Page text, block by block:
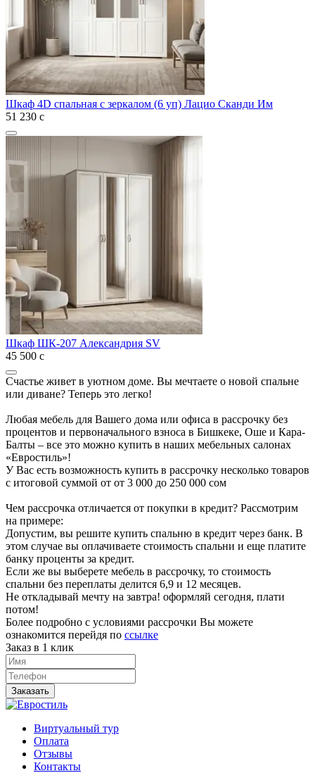
Шкаф 4D спальная с зеркалом (6 уп) Лацио Сканди Им
51 230 с
Шкаф ШК-207 Александрия SV
45 500 с
Счастье живет в уютном доме. Вы мечтаете о новой спальне
или диване? Теперь это легко!
Любая мебель для Вашего дома или офиса в рассрочку без
процентов и первоначального взноса в Бишкеке, Оше и Кара-
Балты – все это можно купить в наших мебельных салонах
«Евростиль»!
У Вас есть возможность купить в рассрочку несколько товаров
с итоговой суммой от от 3 000 до 250 000 сом
Чем рассрочка отличается от покупки в кредит? Рассмотрим
на примере:
Допустим, вы решите купить спальню в кредит через банк. В
этом случае вы оплачиваете стоимость спальни и еще платите
банку проценты за кредит.
Если же вы выберете мебель в рассрочку, то стоимость
спальни без переплаты делится 6,9 и 12 месяцев.
Не откладывай мечту на завтра! оформляй сегодня, плати
потом!
Более подробно с условиями рассрочки Вы можете
ознакомится перейдя по ссылке
Заказ в 1 клик
Заказать
Виртуальный тур
Оплата
Отзывы
Контакты